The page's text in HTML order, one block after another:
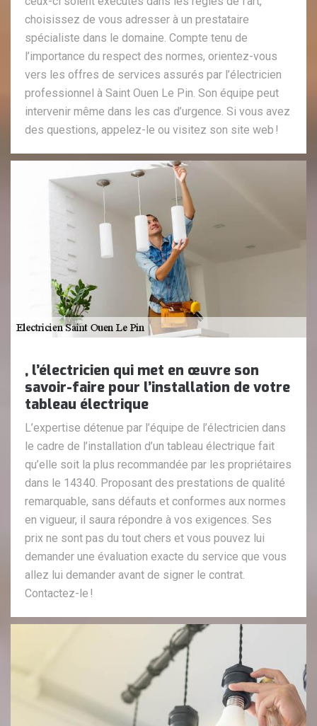
choisissez de vous adresser à un prestataire
spécialiste dans le domaine. Compte tenu de
l’importance du respect des normes, orientez-vous
vers les offres de services assurés par l’électricien
professionnel à Saint Ouen Le Pin. Son équipe peut
intervenir même dans les cas d’urgence. Si vous avez
des questions, appelez-le ou visitez son site web !
, l’électricien qui met en œuvre son
savoir-faire pour l’installation de votre
tableau électrique
L’expertise détenue par l’équipe de l’électricien dans
le cadre de l’installation d’un tableau électrique fait
qu’elle soit la plus recommandée par les propriétaires
dans le 14340. Proposant des prestations de qualité
remarquable, sans défauts et conformes aux normes
en vigueur, il saura répondre à vos exigences. Ses
prix ne sont pas du tout chers et vous pouvez lui
demander une évaluation exacte du service que vous
allez lui demander avant de signer le contrat.
Contactez-le !